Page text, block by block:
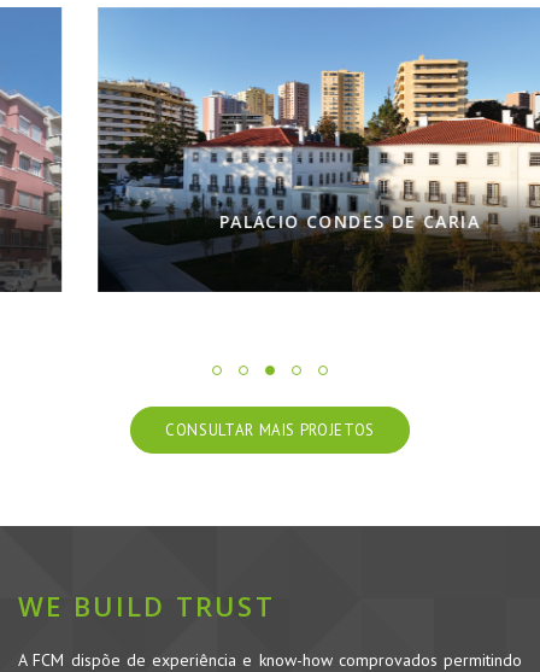
PALÁCIO CONDES DE CARIA
CONSULTAR MAIS PROJETOS
WE BUILD TRUST
A FCM dispõe de experiência e know-how comprovados permitindo